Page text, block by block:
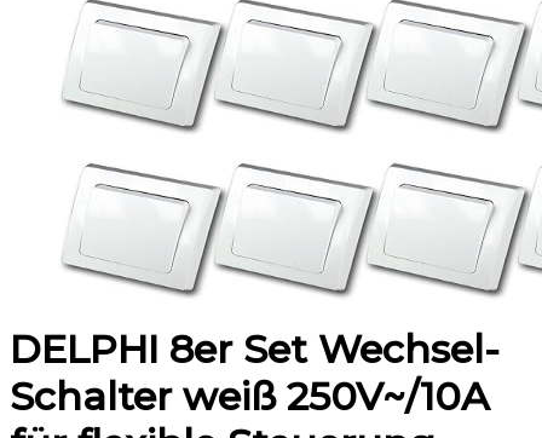
DELPHI 8er Set Wechsel-
Schalter weiß 250V~/10A